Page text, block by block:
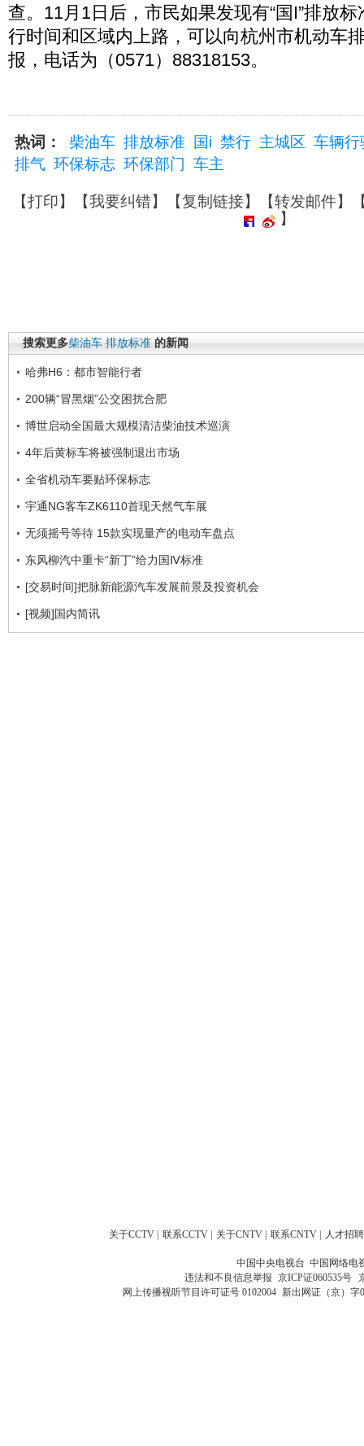
查。11月1日后，市民如果发现有“国I”排放
行时间和区域内上路，可以向杭州市机动车
报，电话为（0571）88318153。
热词： 柴油车 排放标准 国i 禁行 主城区 车辆行
排气 环保标志 环保部门 车主
【打印】【我要纠错】【复制链接】【转发邮件】
】
搜索更多柴油车 排放标准 的新闻
哈弗H6：都市智能行者
200辆“冒黑烟”公交困扰合肥
博世启动全国最大规模清洁柴油技术巡演
4年后黄标车将被强制退出市场
全省机动车要贴环保标志
宇通NG客车ZK6110首现天然气车展
无须摇号等待 15款实现量产的电动车盘点
东风柳汽中重卡“新丁”给力国Ⅳ标准
[交易时间]把脉新能源汽车发展前景及投资机会
[视频]国内简讯
关于CCTV 联系CCTV 关于CNTV 联系CNTV 人才招聘
中国中央电视台 中国网络电
违法和不良信息举报 京ICP证060535号
网上传播视听节目许可证号 0102004 新出网证（京）